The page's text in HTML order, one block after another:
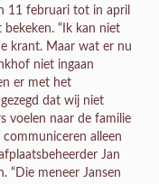
11 februari tot in april
“Ik kan niet
krant. Maar wat er nu
niet ingaan
er met het
dat wij niet
voelen naar de familie
alleen
Jan
“Die meneer Jansen